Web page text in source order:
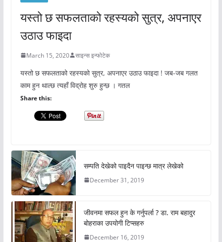
यस्तो छ सफलताको रहस्यको सुत्र, अपनाएर
उठाउ फाइदा
March 15, 2020 साइन्स इन्फोटेक
यस्तो छ सफलताको रहस्यको सुत्र, अपनाएर उठाउ फाइदा ! जब-जब गलत
काम हुन थाल्छ त्यहाँ विद्रोह शुरु हुन्छ । गतल
Share this:
सम्पति देखेको पाइदैन पाइन्छ मात्र लेखेको
December 31, 2019
जीवनमा सफल हुन के गर्नुपर्ला ? डा. राम बहादुर
बोहराका उपयोगी टिप्सहरु
December 16, 2019